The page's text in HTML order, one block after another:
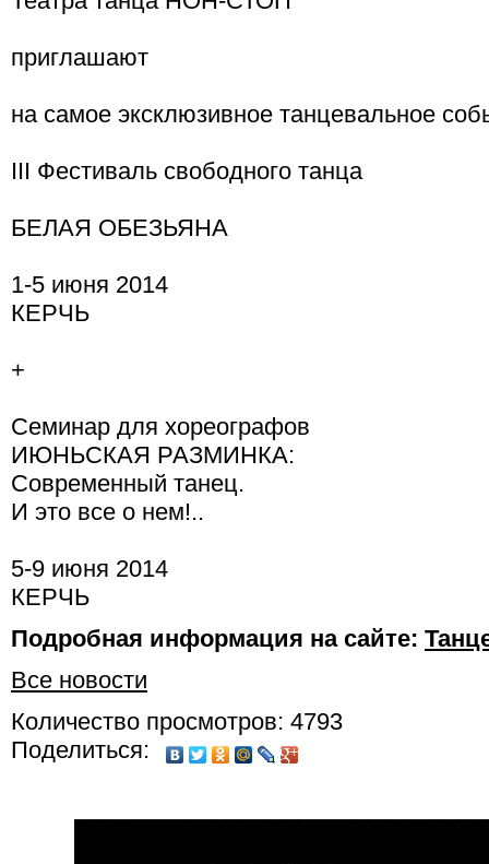
приглашают
на самое эксклюзивное танцевальное
III Фестиваль свободного танца
БЕЛАЯ ОБЕЗЬЯНА
1-5 июня 2014
КЕРЧЬ
+
Семинар для хореографов
ИЮНЬСКАЯ РАЗМИНКА:
Современный танец.
И это все о нем!..
5-9 июня 2014
КЕРЧЬ
Подробная информация на сайте:
Все новости
Количество просмотров: 4793
Поделиться: